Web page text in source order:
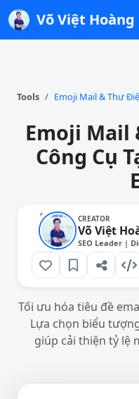
Võ Việt Hoàng
Tools Emoji Mail & Thư
Emoji Mail
Công Cụ
CREATOR
Võ Việt
SEO Leader |
Tối ưu hóa tiêu đề
Lựa chọn biểu
giúp cải thiện tỷ lệ